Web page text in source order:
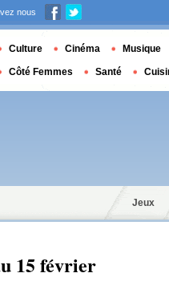
Jeux
15 février
nous
Culture Cinéma Musique
Côté Femmes Santé